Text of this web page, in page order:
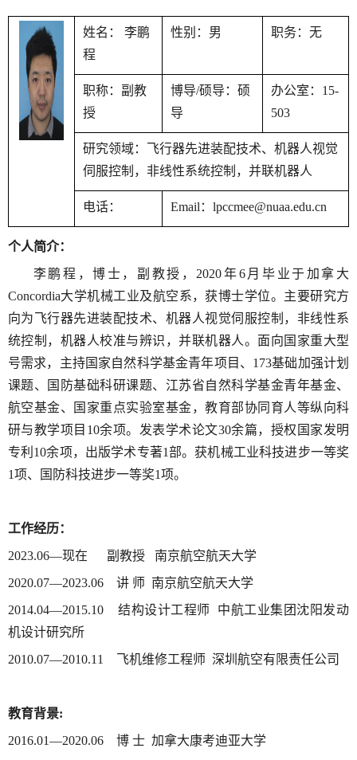
姓名： 李鹏
程
性别：男 职务：无
职称：副教
授
博导/硕导：硕
导
办公室：15-
503
研究领域：飞行器先进装配技术、机器人视觉
伺服控制，非线性系统控制，并联机器人
电话： Email：lpccmee@nuaa.edu.cn
个人简介：
李鹏程，博士，副教授，2020年6月毕业于加拿大
Concordia大学机械工业及航空系，获博士学位。主要研究方
向为飞行器先进装配技术、机器人视觉伺服控制，非线性系
统控制，机器人校准与辨识，并联机器人。面向国家重大型
号需求，主持国家自然科学基金青年项目、173基础加强计划
课题、国防基础科研课题、江苏省自然科学基金青年基金、
航空基金、国家重点实验室基金，教育部协同育人等纵向科
研与教学项目10余项。发表学术论文30余篇，授权国家发明
专利10余项，出版学术专著1部。获机械工业科技进步一等奖
1项、国防科技进步一等奖1项。
工作经历：
2023.06—现在 副教授 南京航空航天大学
2020.07—2023.06 讲 师 南京航空航天大学
2014.04—2015.10 结构设计工程师 中航工业集团沈阳发动
机设计研究所
2010.07—2010.11 飞机维修工程师 深圳航空有限责任公司
教育背景:
2016.01—2020.06 博 士 加拿大康考迪亚大学